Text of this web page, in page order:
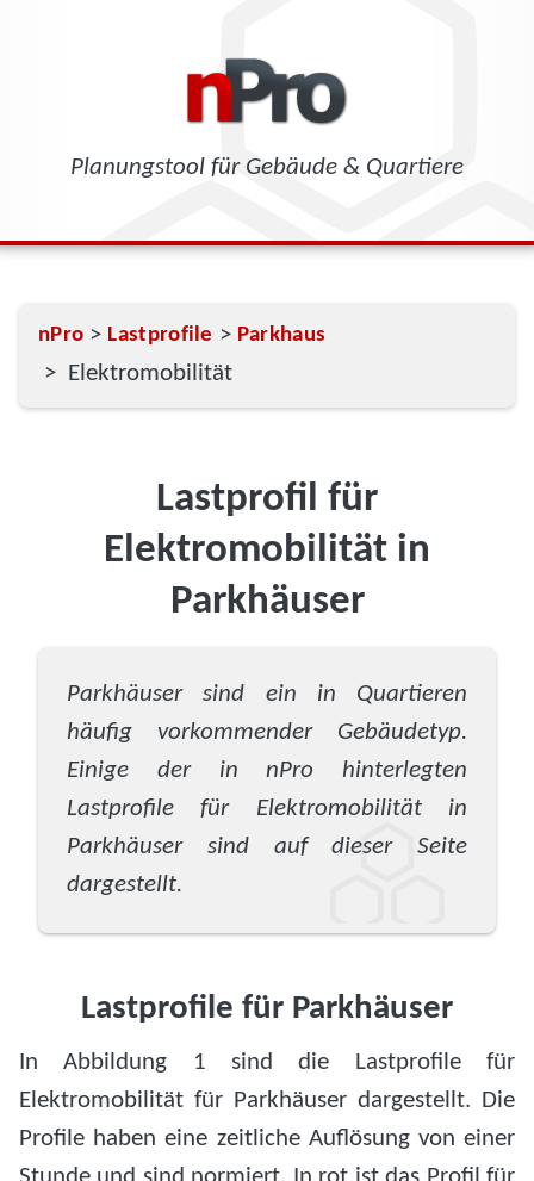
Planungstool für Gebäude & Quartiere
nPro > Lastprofile > Parkhaus
> Elektromobilität
Lastprofil für
Elektromobilität in
Parkhäuser
Parkhäuser sind ein in Quartieren
häufig vorkommender Gebäudetyp.
Einige der in nPro hinterlegten
Lastprofile für Elektromobilität in
Parkhäuser sind auf dieser Seite
dargestellt.
Lastprofile für Parkhäuser
In Abbildung 1 sind die Lastprofile für
Elektromobilität für Parkhäuser dargestellt. Die
Profile haben eine zeitliche Auflösung von einer